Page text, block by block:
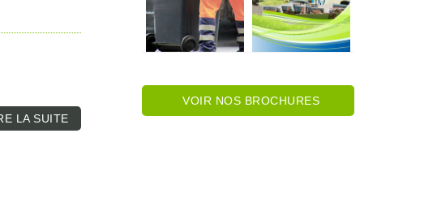
LA SUITE­­
VOIR NOS BROCHURES